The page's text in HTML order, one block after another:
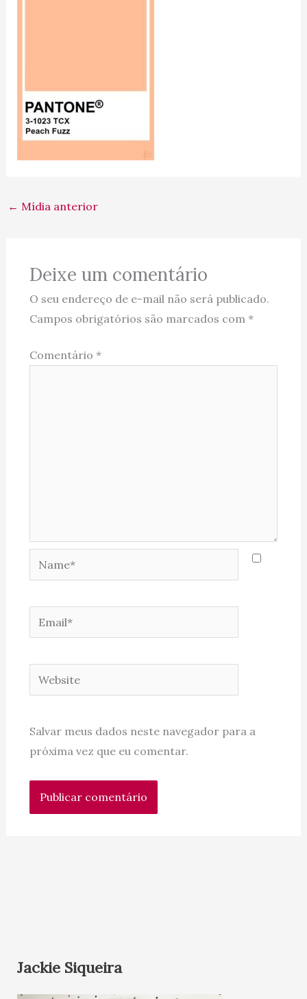
← Mídia anterior
Deixe um comentário
O seu endereço de e-mail não será publicado.
Campos obrigatórios são marcados com *
Comentário *
Website
Salvar meus dados neste navegador para a
próxima vez que eu comentar.
Jackie Siqueira